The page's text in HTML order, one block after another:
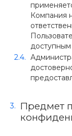
Компания
Предмет